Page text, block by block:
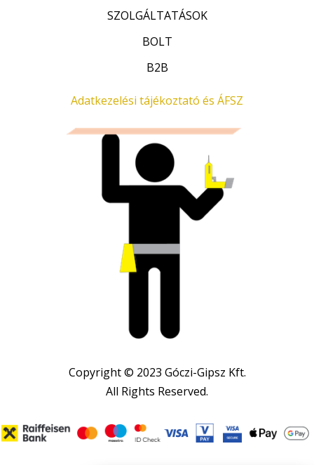
SZOLGÁLTATÁSOK
BOLT
B2B
Adatkezelési tájékoztató és ÁFSZ
Copyright © 2023 Góczi-Gipsz Kft.
All Rights Reserved.